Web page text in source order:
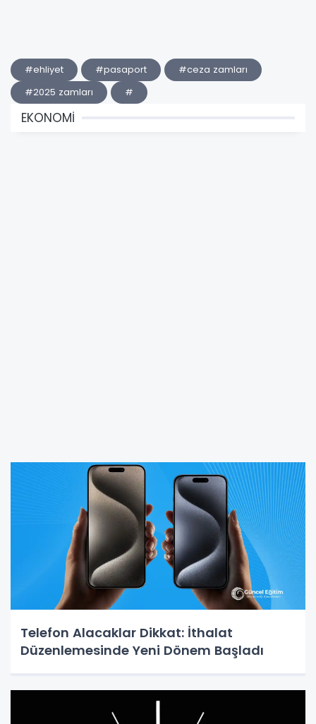
#ehliyet #pasaport
#ceza zamları
#2025 zamları
#
EKONOMİ
Telefon Alacaklar Dikkat: İthalat
Düzenlemesinde Yeni Dönem Başladı